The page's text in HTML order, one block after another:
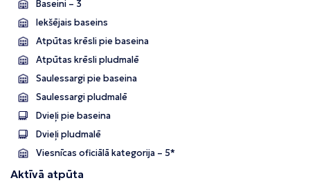
Baseini – 3
Iekšējais baseins
Atpūtas krēsli pie baseina
Atpūtas krēsli pludmalē
Saulessargi pie baseina
Saulessargi pludmalē
Dvieļi pie baseina
Dvieļi pludmalē
Viesnīcas oficiālā kategorija – 5*
Aktīvā atpūta